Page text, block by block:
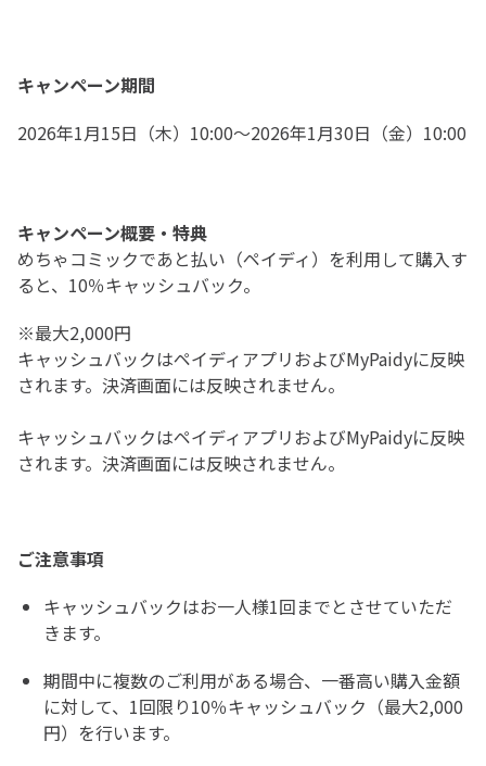
キャンペーン期間
2026年1月15日（木）10:00～2026年1月30日（金）10:00
キャンペーン概要・特典
めちゃコミックであと払い（ペイディ）を利用して購入す
ると、10％キャッシュバック。
※最大2,000円
キャッシュバックはペイディアプリおよびMyPaidyに反映
されます。決済画面には反映されません。
キャッシュバックはペイディアプリおよびMyPaidyに反映
されます。決済画面には反映されません。
ご注意事項
キャッシュバックはお一人様1回までとさせていただ
きます。
期間中に複数のご利用がある場合、一番高い購入金額
に対して、1回限り10％キャッシュバック（最大2,000
円）を行います。